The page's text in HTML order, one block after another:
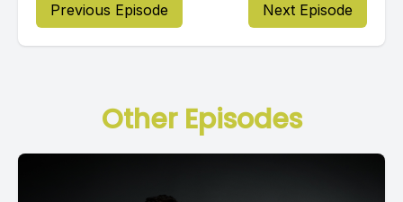
Previous Episode Next Episode
Other Episodes